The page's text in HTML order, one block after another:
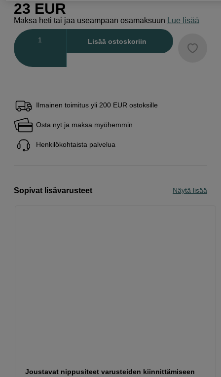
23 EUR
Maksa heti tai jaa useampaan osamaksuun Lue lisää
Lisää ostoskoriin
Ilmainen toimitus yli 200 EUR ostoksille
Osta nyt ja maksa myöhemmin
Henkilökohtaista palvelua
Sopivat lisävarusteet Näytä lisää
Joustavat nippusiteet varusteiden kiinnittämiseen